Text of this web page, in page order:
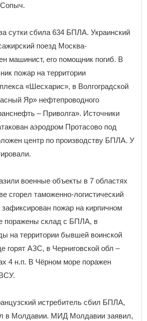
Сопыч.
сутки сбила 634 БПЛА. Украинский
поезд Москва-
машинист, его помощник погиб. В
пожар на территории
«Шесхарис», в Волгоградской
Яр» нефтепроводного
– Приволга». Источники
аэродром Протасово под
центр по производству БПЛА. У
военные объекты в 7 областях
сгорел таможенно-логистический
пожар на кирпичном
поражены склад с БПЛА, в
на территории бывшей воинской
горят АЗС, в Черниговской обл –
4 н.п. В Чёрном море поражен
истребитель сбил БПЛА,
в Молдавии. МИД Молдавии заявил,